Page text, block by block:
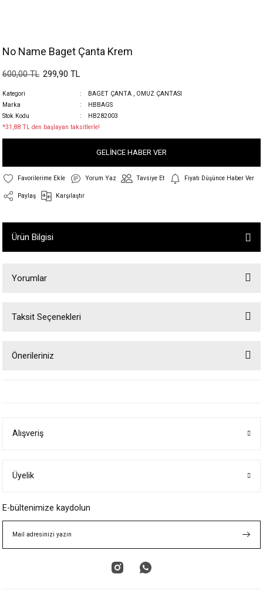
No Name Baget Çanta Krem
600,00 TL 299,90 TL
Kategori BAGET ÇANTA
OMUZ ÇANTASI
Marka
HBBAGS
Stok Kodu
HB282003
*31,88 TL den başlayan taksitlerle!
GELİNCE HABER VER
Yorum Yaz Tavsiye Et Fiyatı Düşünce Haber Ver
Paylaş Karşılaştır
Ürün Bilgisi
Yorumlar
Taksit Seçenekleri
Önerileriniz
Ürün bilgilerinde hatalar bulunuyor.
Bu ürüne benzer farklı alternatifler olmalı.
Alışveriş
Üyelik
E-bültenimize kaydolun